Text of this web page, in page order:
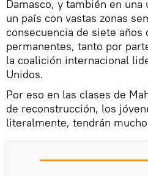
Damasco, y también en
un país con vastas zonas
consecuencia de siete años
permanentes, tanto por
la coalición internacional
Unidos.
Por eso en las clases de
de reconstrucción, los
literalmente, tendrán